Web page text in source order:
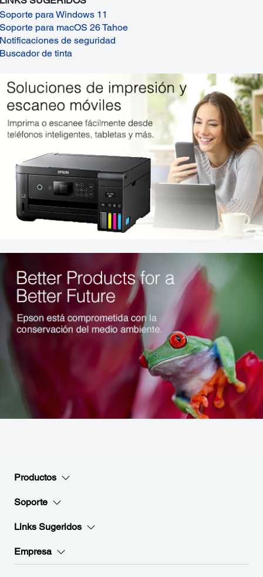
Soporte para Windows 11
Soporte para macOS 26 Tahoe
Notificaciones de seguridad
Buscador de tinta
Productos
Soporte
Links Sugeridos
Empresa